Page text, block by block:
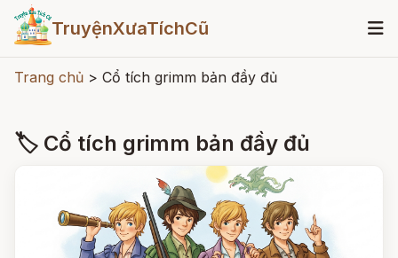
TruyệnXưaTíchCũ
Trang chủ > Cổ tích grimm bản đầy đủ
🏷 Cổ tích grimm bản đầy đủ